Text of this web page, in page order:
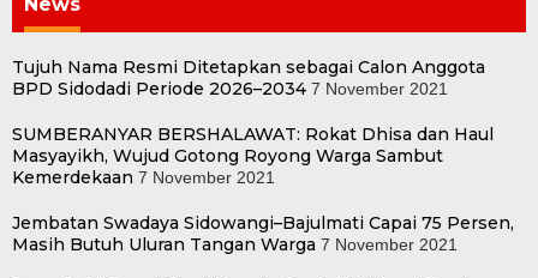
News
Tujuh Nama Resmi Ditetapkan sebagai Calon Anggota
BPD Sidodadi Periode 2026–2034 7 November 2021
SUMBERANYAR BERSHALAWAT: Rokat Dhisa dan Haul
Masyayikh, Wujud Gotong Royong Warga Sambut
Kemerdekaan 7 November 2021
Jembatan Swadaya Sidowangi–Bajulmati Capai 75 Persen,
Masih Butuh Uluran Tangan Warga 7 November 2021